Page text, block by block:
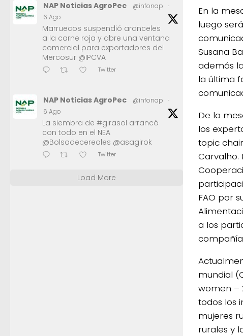
En la
luego
Susana
además
la última
De la
los
topic
Carvalho.
FAO por
a los
mundial
women –
todos los
mujeres
rurales y
NAP Noticias AgroPec @infonap
·
6 Ago
Marruecos suspendió aranceles
a la carne roja y abre una ventana
comercial para exportadores del
Mercosur @IPCVA
Twitter
NAP Noticias AgroPec @infonap
·
6 Ago
La siembra de #girasol arrancó
con todo en el NEA
@Bolsadecereales @asagirok
Twitter
Load More